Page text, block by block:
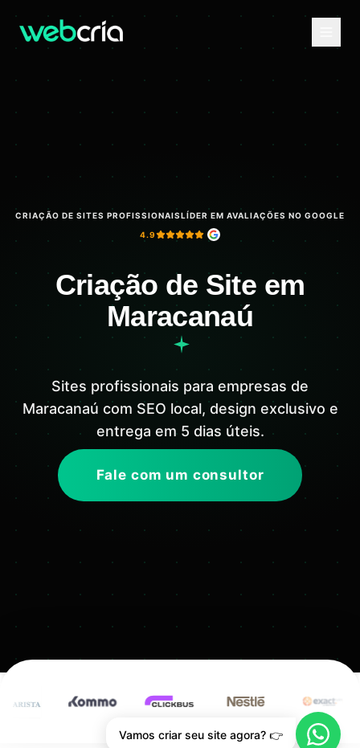
CRIAÇÃO DE SITES PROFISSIONAISLÍDER EM AVALIAÇÕES NO GOOGLE
4.9
Criação de Site em
Maracanaú
Sites profissionais para empresas de
Maracanaú com SEO local, design exclusivo e
entrega em 5 dias úteis.
Fale com um consultor
Vamos criar seu site agora? 👉